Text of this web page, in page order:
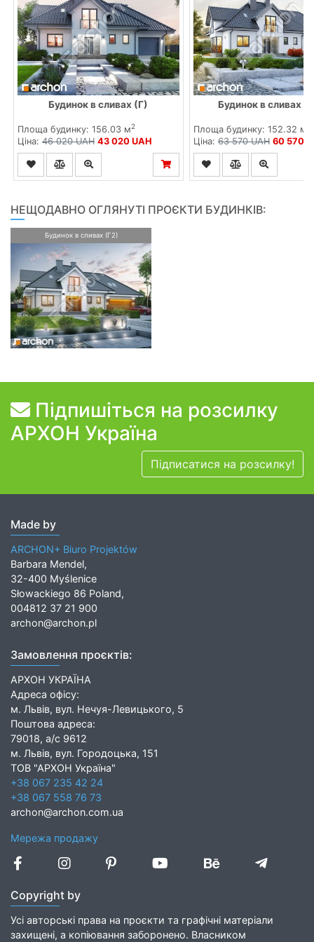
Будинок в сливах (Г)
Площа будинку: 156.03 м2
Ціна: 46 020 UAH 43 020 UAH
Будинок в сливах
Площа будинку: 152.32 м
Ціна:63 570 UAH 60 570
НЕЩОДАВНО ОГЛЯНУТІ ПРОЄКТИ БУДИНКІВ:
Будинок в сливах (Г2)
Підпишіться на розсилку
АРХОН Україна
Підписатися на розсилку!
Made by
ARCHON+ Biuro Projektów
Barbara Mendel,
32-400 Myślenice
Słowackiego 86 Poland,
004812 37 21 900
archon@archon.pl
Замовлення проєктів:
АРХОН УКРАЇНА
Адреса офісу:
м. Львів, вул. Нечуя-Левицького, 5
Поштова адреса:
79018, а/с 9612
м. Львів, вул. Городоцька, 151
ТОВ "АРХОН Україна"
+38 067 235 42 24
+38 067 558 76 73
archon@archon.com.ua
Мережа продажу
Copyright by
Усі авторські права на проєкти та графічні матеріали
захищені, а копіювання заборонено. Власником